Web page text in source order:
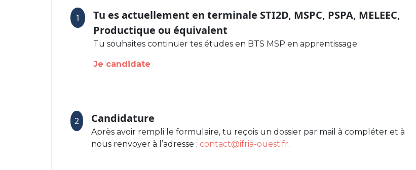
1
Tu es actuellement en terminale STI2D, MSPC, PSPA, MELEEC,
Productique ou équivalent
Tu souhaites continuer tes études en BTS MSP en apprentissage
Je candidate
2 Candidature
Après avoir rempli le formulaire, tu reçois un dossier par mail à compléter et à
nous renvoyer à l’adresse : contact@ifria-ouest.fr.